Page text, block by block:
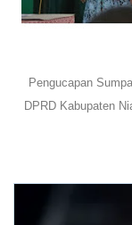
Pengucapan
DPRD Kabupaten